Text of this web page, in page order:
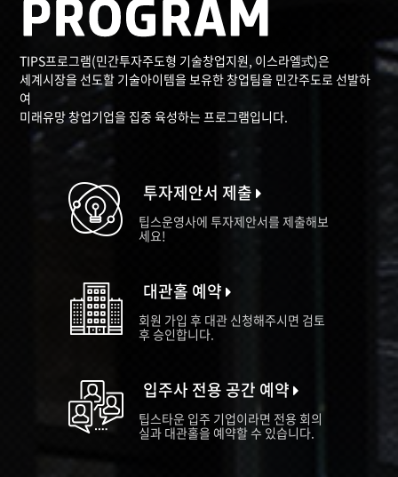
TIPS프로그램(민간투자주도형 기술창업지원, 이스라엘式)은
세계시장을 선도할 기술아이템을 보유한 창업팀을 민간주도로 선발하
여
미래유망 창업기업을 집중 육성하는 프로그램입니다.
투자제안서 제출
팁스운영사에 투자제안서를 제출해보
세요!
대관홀 예약
회원 가입 후 대관 신청해주시면 검토
후 승인합니다.
입주사 전용 공간 예약
팁스타운 입주 기업이라면 전용 회의
실과 대관홀을 예약할 수 있습니다.